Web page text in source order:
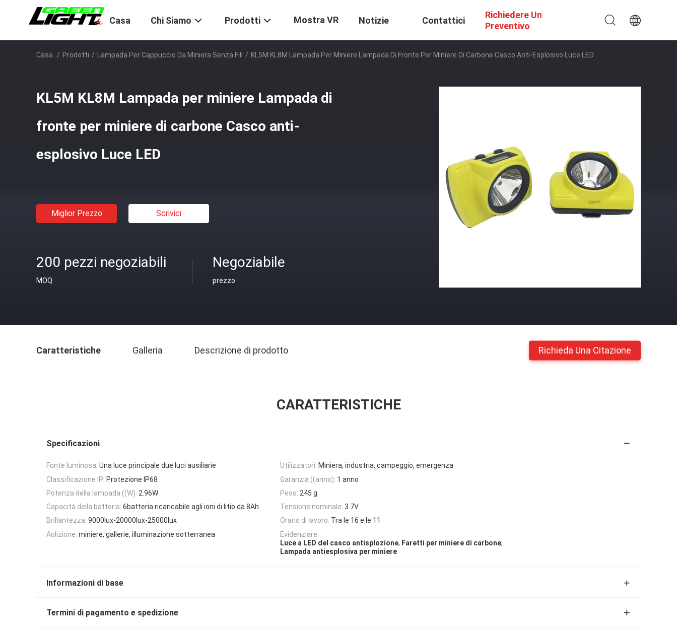
Casa Chi Siamo Prodotti Mostra VR Notizie Contattici
Richiedere Un
Preventivo
Casa / Prodotti / Lampada Per Cappuccio Da Miniera Senza Fili / KL5M KL8M Lampada Per Miniere Lampada Di Fronte Per Miniere Di Carbone Casco Anti-Esplosivo Luce LED
KL5M KL8M Lampada per miniere Lampada di
fronte per miniere di carbone Casco anti-
esplosivo Luce LED
Miglior Prezzo Scrivici
200 pezzi negoziabili
MOQ
Negoziabile
prezzo
Caratteristiche Galleria Descrizione di prodotto Richieda Una Citazione
CARATTERISTICHE
Specificazioni
Fonte luminosa: Una luce principale due luci ausiliarie Utilizzatori: Miniera, industria, campeggio, emergenza
Classificazione IP: Protezione IP68 Garanzia ((anno): 1 anno
Potenza della lampada ((W): 2.96W Peso: 245 g
Capacità della batteria: 6batteria ricaricabile agli ioni di litio da.8Ah Tensione nominale: 3.7V
Brillantezza: 9000lux-20000lux-25000lux Orario di lavoro: Tra le 16 e le 11
Aolizione: miniere, gallerie, illuminazione sotterranea
Evidenziare:
Luce a LED del casco antisplozione, Faretti per miniere di carbone,
Lampada antiesplosiva per miniere
Informazioni di base
Termini di pagamento e spedizione